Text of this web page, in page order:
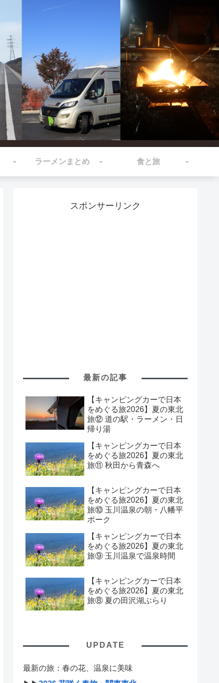
ラーメンまとめ 食と旅
スポンサーリンク
最新の記事
【キャンピングカーで日本
をめぐる旅2026】夏の東北
旅⑫ 道の駅・ラーメン・日
帰り湯
【キャンピングカーで日本
をめぐる旅2026】夏の東北
旅⑪ 秋田から青森へ
【キャンピングカーで日本
をめぐる旅2026】夏の東北
旅⑩ 玉川温泉の朝・八幡平
ポーク
【キャンピングカーで日本
をめぐる旅2026】夏の東北
旅⑨ 玉川温泉で温泉時間
【キャンピングカーで日本
をめぐる旅2026】夏の東北
旅⑧ 夏の田沢湖ぶらり
UPDATE
最新の旅：春の花、温泉に美味